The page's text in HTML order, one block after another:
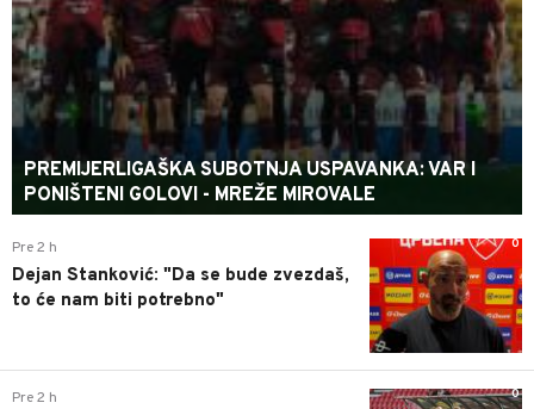
PREMIJERLIGAŠKA SUBOTNJA USPAVANKA: VAR I
PONIŠTENI GOLOVI - MREŽE MIROVALE
0
Pre 2 h
Dejan Stanković: "Da se bude zvezdaš,
to će nam biti potrebno"
0
Pre 2 h